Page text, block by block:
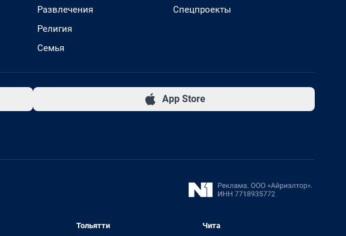
Развлечения
Религия
Семья
Спецпроекты
App Store
Тольятти Чита